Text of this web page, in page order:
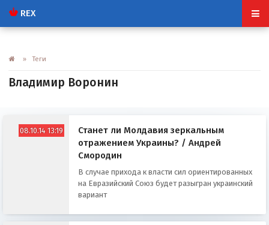
REX
» Теги
Владимир Воронин
08.10.14 13:19
Станет ли Молдавия зеркальным
отражением Украины? / Андрей
Смородин
В случае прихода к власти сил ориентированных
на Евразийский Союз будет разыгран украинский
вариант